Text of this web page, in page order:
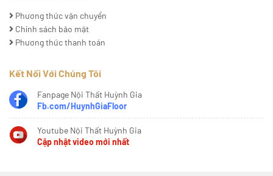
Phương thức vận chuyển
Chính sách bảo mật
Phương thức thanh toán
Kết Nối Với Chúng Tôi
Fanpage Nội Thất Huỳnh Gia
Fb.com/HuynhGiaFloor
Youtube Nội Thất Huỳnh Gia
Cập nhật video mới nhất